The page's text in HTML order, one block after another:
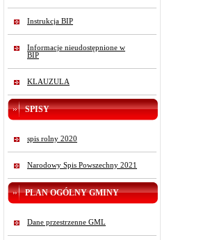
Instrukcja BIP
Informacje nieudostępnione w
BIP
KLAUZULA
SPISY
spis rolny 2020
Narodowy Spis Powszechny 2021
PLAN OGÓLNY GMINY
Dane przestrzenne GML